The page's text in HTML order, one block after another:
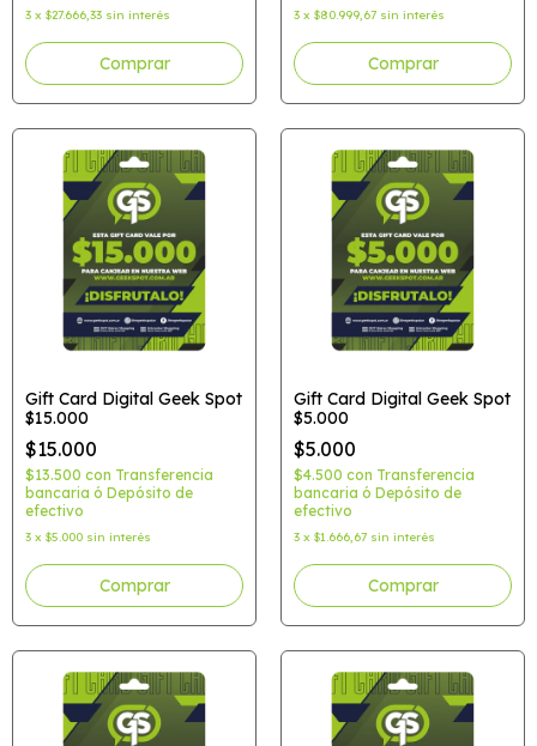
3 x $27.666,33 sin interés 3 x $80.999,67 sin interés
Gift Card Digital Geek Spot
$15.000
$15.000
$13.500 con Transferencia
bancaria ó Depósito de
efectivo
3 x $5.000 sin interés
Gift Card Digital Geek Spot
$5.000
$5.000
$4.500 con Transferencia
bancaria ó Depósito de
efectivo
3 x $1.666,67 sin interés